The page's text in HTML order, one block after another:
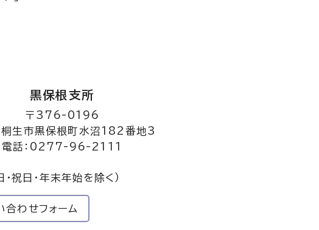
黒保根支所
〒376-0196
桐生市黒保根町水沼182番地3
電話：0277-96-2111
・祝日・年末年始を除く）
合わせフォーム